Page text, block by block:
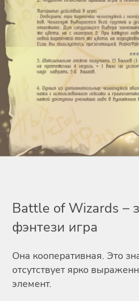
Battle of Wizards –
фэнтези игра
Она кооперативная. Это
отсутствует ярко
элемент.